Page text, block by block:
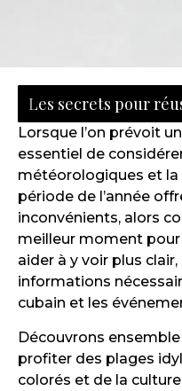
Lorsque l’on prévoit
essentiel de
météorologiques et la
période de l’année
inconvénients, alors
meilleur moment pour
aider à y voir plus
informations
cubain et les
Découvrons
profiter des plages
colorés et de la